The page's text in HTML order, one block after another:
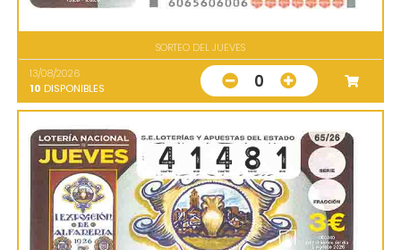
SORTEO DEL JUEVES
13/08/2026
10 DISPONIBLES 0